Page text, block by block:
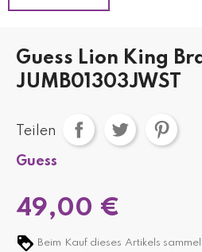
Guess Lion King
JUMB01303JWST
Teilen
Guess
49,00 €
Beim Kauf dieses Artikels